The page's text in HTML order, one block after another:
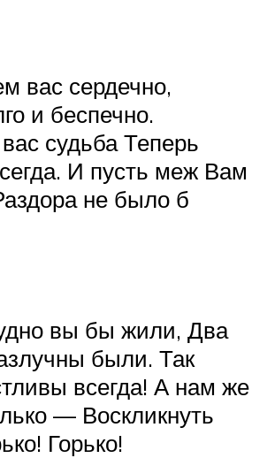
вас сердечно,
и беспечно.
судьба Теперь
И пусть меж Вам
не было б
вы бы жили, Два
были. Так
всегда! А нам же
— Воскликнуть
Горько!